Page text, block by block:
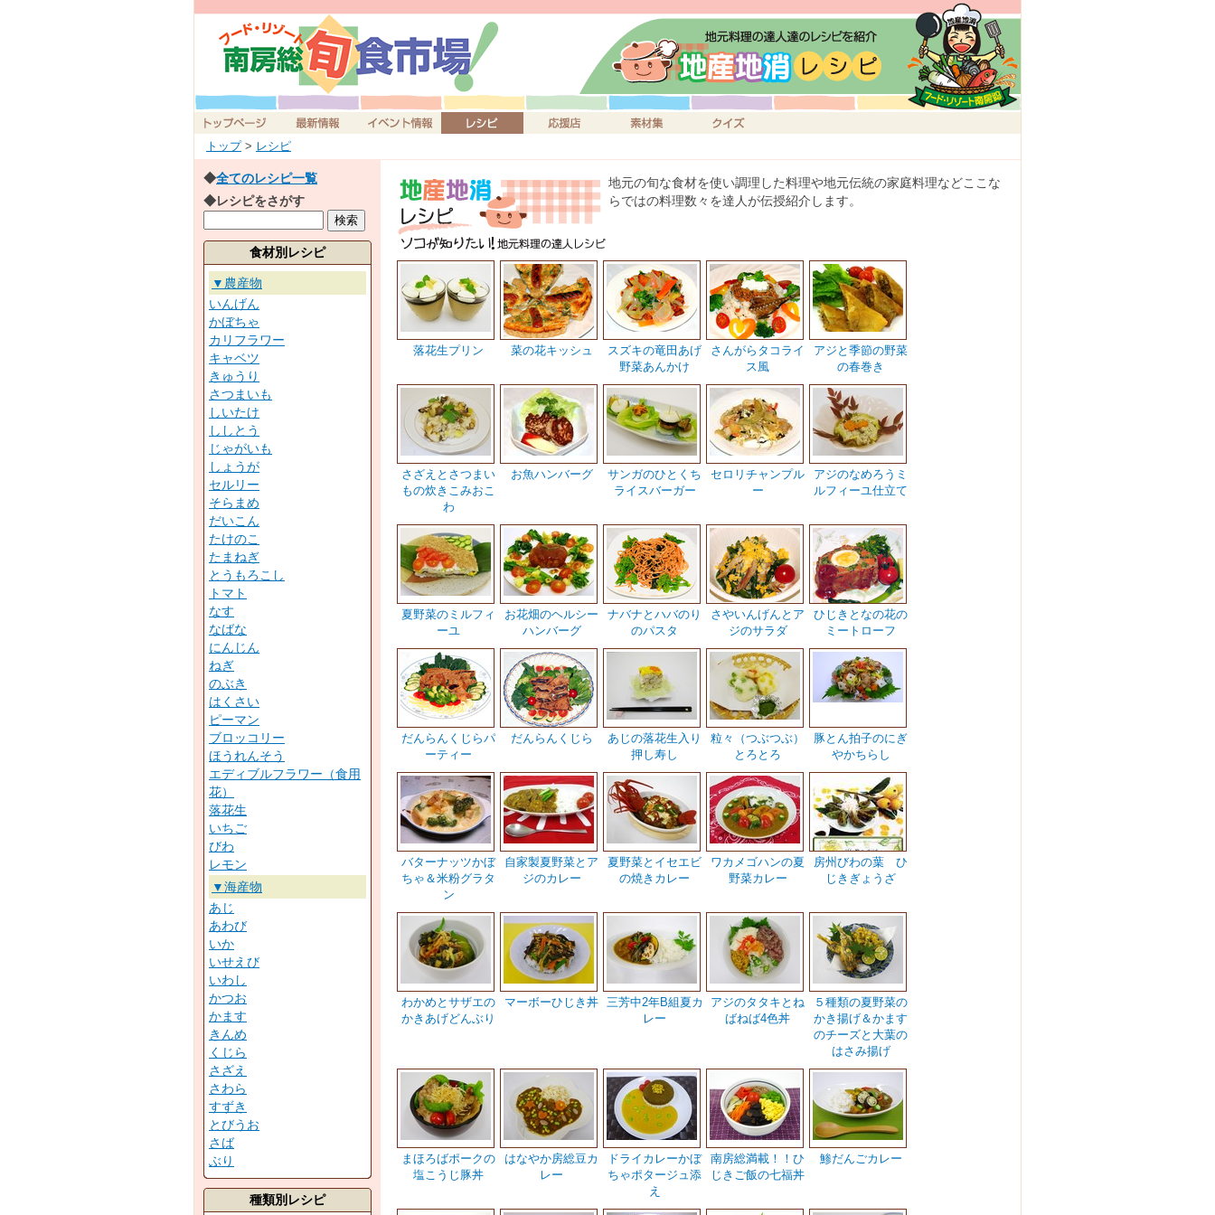
トップ> レシピ
地元の旬な食材を使い調理した料理や地元伝統の家庭料理などここな
らではの料理数々を達人が伝授紹介します。
落花生プリン 菜の花キッシュ
スズキの竜田あげ
野菜あんかけ
さんがらタコライ
ス風
アジと季節の野菜
の春巻き
さざえとさつまい
もの炊きこみおこ
わ
お魚ハンバーグ
サンガのひとくち
ライスバーガー
セロリチャンプル
ー
アジのなめろうミ
ルフィーユ仕立て
夏野菜のミルフィ
ーユ
お花畑のヘルシー
ハンバーグ
ナバナとハバのり
のパスタ
さやいんげんとア
ジのサラダ
ひじきとなの花の
ミートローフ
だんらんくじらパ
ーティー
だんらんくじら
あじの落花生入り
押し寿し
粒々（つぶつぶ）
とろとろ
豚とん拍子のにぎ
やかちらし
バターナッツかぼ
ちゃ＆米粉グラタ
ン
自家製夏野菜とア
ジのカレー
夏野菜とイセエビ
の焼きカレー
ワカメゴハンの夏
野菜カレー
房州びわの葉 ひ
じきぎょうざ
わかめとサザエの
かきあげどんぶり
マーボーひじき丼 三芳中2年B組夏カ
レー
アジのタタキとね
ばねば4色丼
５種類の夏野菜の
かき揚げ＆かます
のチーズと大葉の
はさみ揚げ
まほろばポークの
塩こうじ豚丼
はなやか房総豆カ
レー
ドライカレーかぼ
ちゃポタージュ添
え
南房総満載！！ひ
じきご飯の七福丼
鯵だんごカレー
◆全てのレシピ一覧
◆レシピをさがす
食材別レシピ
▼農産物
いんげん
かぼちゃ
カリフラワー
キャベツ
きゅうり
さつまいも
しいたけ
ししとう
じゃがいも
しょうが
セルリー
そらまめ
だいこん
たけのこ
たまねぎ
とうもろこし
トマト
なす
なばな
にんじん
ねぎ
のぶき
はくさい
ピーマン
ブロッコリー
ほうれんそう
エディブルフラワー（食用
花）
落花生
いちご
びわ
レモン
▼海産物
あじ
あわび
いか
いせえび
いわし
かつお
かます
きんめ
くじら
さざえ
さわら
すずき
とびうお
さば
ぶり
種類別レシピ